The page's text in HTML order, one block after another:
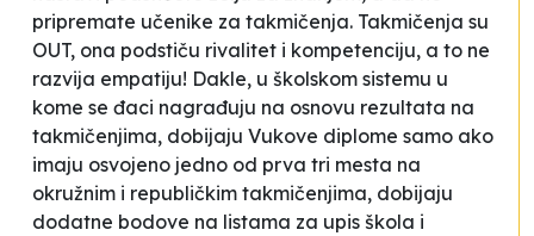
pripremate učenike za takmičenja. Takmičenja su
OUT, ona podstiču rivalitet i kompetenciju, a to ne
razvija empatiju! Dakle, u školskom sistemu u
kome se đaci nagrađuju na osnovu rezultata na
takmičenjima, dobijaju Vukove diplome samo ako
imaju osvojeno jedno od prva tri mesta na
okružnim i republičkim takmičenjima, dobijaju
dodatne bodove na listama za upis škola i